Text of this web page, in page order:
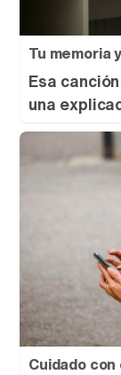
Tu memoria
Esa
una
Cuidado